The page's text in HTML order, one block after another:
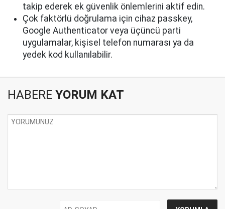
takip ederek ek güvenlik önlemlerini aktif edin.
Çok faktörlü doğrulama için cihaz passkey,
Google Authenticator veya üçüncü parti
uygulamalar, kişisel telefon numarası ya da
yedek kod kullanılabilir.
HABERE YORUM KAT